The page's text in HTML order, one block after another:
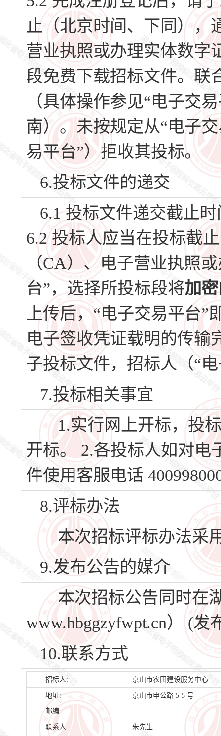
止（北京时间、下同），
营业执照或办理实体数字
段免费下载招标文件。联
（具体操作参见“电子交
南）。未按规定从“电子
易平台”）拒收其投标。
6.投标文件的递交
6.1 投标文件递交截止时
6.2 投标人应当在投标截
（CA）、电子营业执照
台”，选择所投标段将加
上传后，“电子交易平台
电子签收凭证载明的传输
子投标文件，招标人（“
7.投标相关事宜
1.实行网上开标，投标
开标。 2.各投标人如对电
件使用客服电话
8.评标办法
本次招标评标办法采
9.发布公告的媒介
本次招标公告同时在
www.hbggzyfwpt.cn） (
10.联系方式
招标人: 京山市农田建设服务中心
地址: 京山市申公路 5-5 号
邮编:
联系人: 朱先生